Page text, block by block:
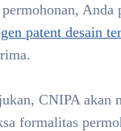
patent desain
CNIPA akan
formalitas